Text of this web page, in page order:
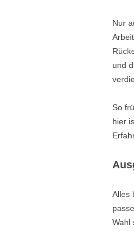
Nur
und
So
hier
Alles
Wahl